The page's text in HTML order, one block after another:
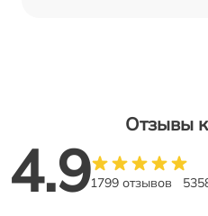
Отзывы
4.91799 отзывов